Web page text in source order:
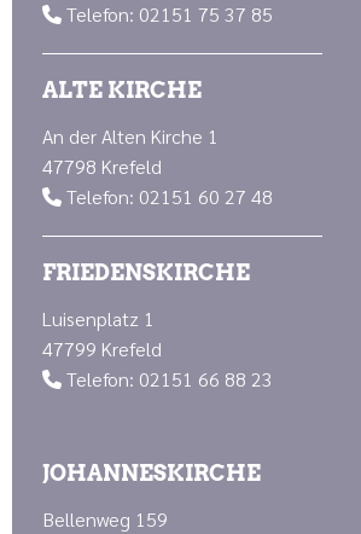
 Telefon: 02151 75 37 85
ALTE KIRCHE
An der Alten Kirche 1
47798 Krefeld
 Telefon: 02151 60 27 48
FRIEDENSKIRCHE
Luisenplatz 1
47799 Krefeld
 Telefon: 02151 66 88 23
JOHANNESKIRCHE
Bellenweg 159